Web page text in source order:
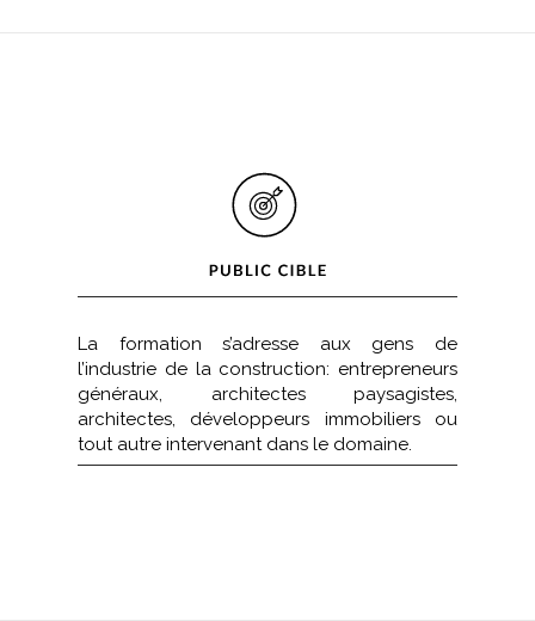
La formation s’adresse aux gens de
l’industrie de la construction: entrepreneurs
généraux, architectes paysagistes,
architectes, développeurs immobiliers ou
tout autre intervenant dans le domaine.